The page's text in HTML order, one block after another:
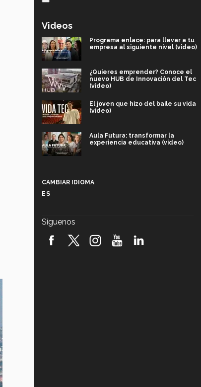
Videos
Programa enlace: para llevar a tu
empresa al siguiente nivel (video)
¿Quieres emprender? Conoce el
nuevo HUB de Innovación del Tec
(video)
El joven que hizo del baile su vida
(video)
Aula Futura: transformar la
experiencia educativa (video)
robótica FIRST 2026! (video)
CAMBIAR IDIOMA
ES
Síguenos